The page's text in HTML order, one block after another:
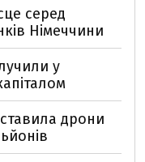
серед
Німеччини
у
дрони